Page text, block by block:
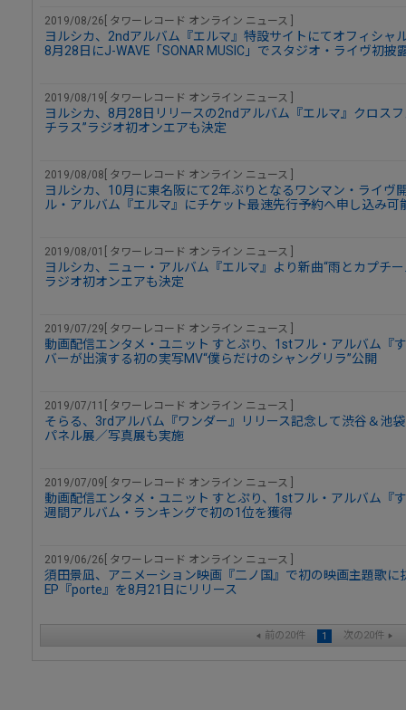
2019/08/26[ タワーレコード オンライン ニュース ]
ヨルシカ、2ndアルバム『エルマ』特設サイトにてオフィシャ
8月28日にJ-WAVE「SONAR MUSIC」でスタジオ・ライヴ初披
2019/08/19[ タワーレコード オンライン ニュース ]
ヨルシカ、8月28日リリースの2ndアルバム『エルマ』クロス
チラス”ラジオ初オンエアも決定
2019/08/08[ タワーレコード オンライン ニュース ]
ヨルシカ、10月に東名阪にて2年ぶりとなるワンマン・ライヴ
ル・アルバム『エルマ』にチケット最速先行予約へ申し込み
2019/08/01[ タワーレコード オンライン ニュース ]
ヨルシカ、ニュー・アルバム『エルマ』より新曲“雨とカプチ
ラジオ初オンエアも決定
2019/07/29[ タワーレコード オンライン ニュース ]
動画配信エンタメ・ユニット すとぷり、1stフル・アルバム『
バーが出演する初の実写MV“僕らだけのシャングリラ”公開
2019/07/11[ タワーレコード オンライン ニュース ]
そらる、3rdアルバム『ワンダー』リリース記念して渋谷＆池
パネル展／写真展も実施
2019/07/09[ タワーレコード オンライン ニュース ]
動画配信エンタメ・ユニット すとぷり、1stフル・アルバム『
週間アルバム・ランキングで初の1位を獲得
2019/06/26[ タワーレコード オンライン ニュース ]
須田景凪、アニメーション映画『二ノ国』で初の映画主題歌に
EP『porte』を8月21日にリリース
前の20件 1 次の20件